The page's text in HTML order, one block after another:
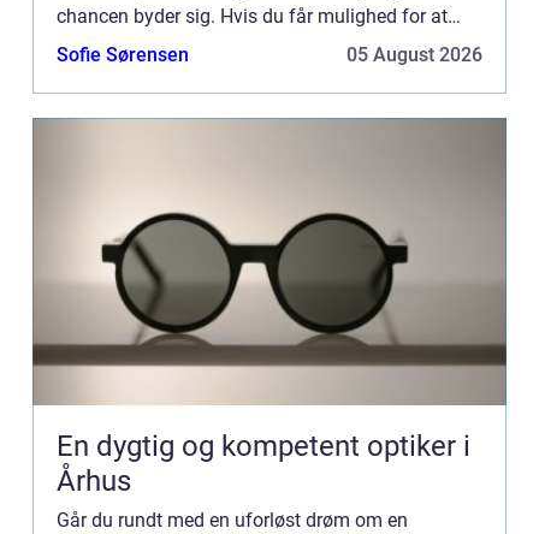
chancen byder sig. Hvis du får mulighed for at
tage ...
Sofie Sørensen 05 August 2026
En dygtig og kompetent optiker i
Århus
Går du rundt med en uforløst drøm om en